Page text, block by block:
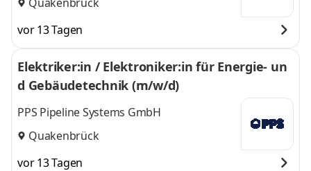
vor 13 Tagen
Elektriker:in / Elektroniker:in für Energie- un
d Gebäudetechnik (m/w/d)
PPS Pipeline Systems GmbH
Quakenbrück
vor 13 Tagen